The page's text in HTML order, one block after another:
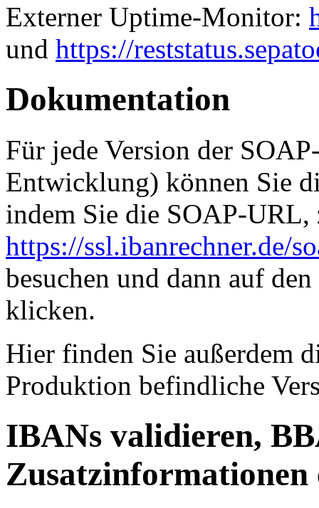
Externer Uptime-Monitor:
und https://
Dokumentation
Für jede Version der
Entwicklung) können Sie
indem Sie die SOAP-URL,
https://ssl.ibanrechner.de/
besuchen und dann auf
klicken.
Hier finden Sie außerdem
Produktion befindliche
IBANs validieren,
Zusatzinformationen